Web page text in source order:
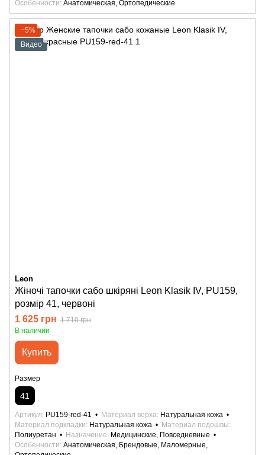
Особенности Анатомическая, Ортопедические
−5%
Видео
Leon
Жіночі тапочки сабо шкіряні Leon Klasik IV, PU159,
розмір 41, червоні
1 625 грн 1 710 грн
В наличии
Купить
Размер
41
Артикул PU159-red-41 Материал верха Натуральная кожа
Материал подкладки
Натуральная кожа
Материал подошвы
Полиуретан
Назначение
Медицинские, Повседневные
Особенности Анатомическая, Брендовые, Маломерные,